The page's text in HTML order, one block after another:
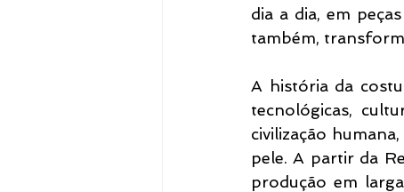
dia a dia, em
também,
A história da
tecnológicas,
civilização
pele. A partir da
produção em